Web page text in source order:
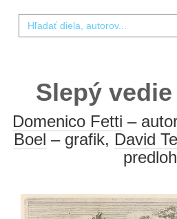
Slepý
Domenico Fetti –
Boel – grafik, David